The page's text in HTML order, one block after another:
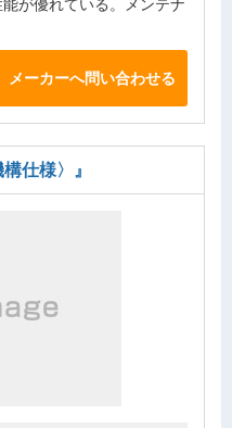
が優れている。メンテナ
メーカーへ問い合わせる
仕様〉』